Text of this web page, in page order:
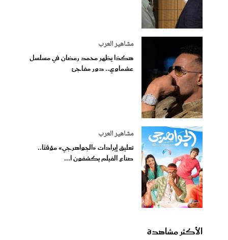
مشاهير العرب
هكذا يظهر محمد رمضان في مسلسل
عشماوي.. دور مفاجئ
مشاهير العرب
تعليق إيرادات «الجواهرجي» مؤقتًا..
صناع الفيلم يكشفون ا...
الأكثر مشاهدة